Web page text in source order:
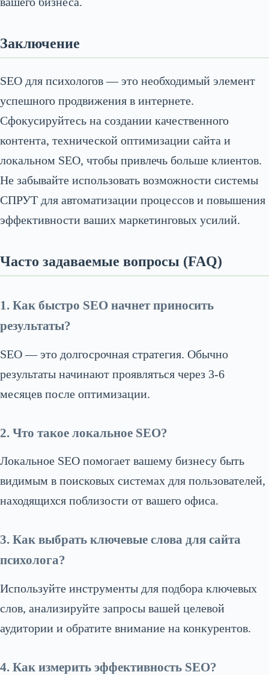
Заключение
SEO для психологов — это необходимый элемент
успешного продвижения в интернете.
Сфокусируйтесь на создании качественного
контента, технической оптимизации сайта и
локальном SEO, чтобы привлечь больше клиентов.
Не забывайте использовать возможности системы
СПРУТ для автоматизации процессов и повышения
эффективности ваших маркетинговых усилий.
Часто задаваемые вопросы (FAQ)
1. Как быстро SEO начнет приносить
результаты?
SEO — это долгосрочная стратегия. Обычно
результаты начинают проявляться через 3-6
месяцев после оптимизации.
2. Что такое локальное SEO?
Локальное SEO помогает вашему бизнесу быть
видимым в поисковых системах для пользователей,
находящихся поблизости от вашего офиса.
3. Как выбрать ключевые слова для сайта
психолога?
Используйте инструменты для подбора ключевых
слов, анализируйте запросы вашей целевой
аудитории и обратите внимание на конкурентов.
4. Как измерить эффективность SEO?